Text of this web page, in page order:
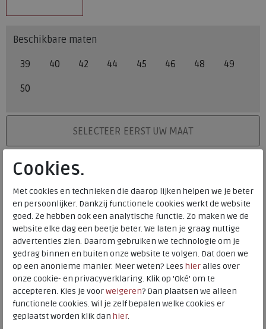
Beschikbare maten
39 40 42 44 45 46 48 49
50
PLAATS IN WINKELMANDSELECTEER EERST UW MAAT
Levertijd op dit artikel bedraagt 3-5 werkdagen.
Onze winkelvoorraad
Maat 39 40 42 44 45 46 48 49
50
Meijerink Heemskerk
HEEMSKERK
Meijerink Hoorn
HOORN
Hulp nodig? bel:0229 760 760
Gratis verzending binnen Nederland*
Cookies.
Met cookies en technieken die daarop lijken helpen we je beter
en persoonlijker. Dankzij functionele cookies werkt de website
goed. Ze hebben ook een analytische functie. Zo maken we de
website elke dag een beetje beter. We laten je graag nuttige
advertenties zien. Daarom gebruiken we technologie om je
gedrag binnen en buiten onze website te volgen. Dat doen we
op een anonieme manier. Meer weten? Lees hieralles over
onze cookie- en privacyverklaring. Klik op 'Oké' om te
accepteren. Kies je voorweigeren? Dan plaatsen we alleen
functionele cookies. Wil je zelf bepalen welke cookies er
geplaatst worden klik dan hier.